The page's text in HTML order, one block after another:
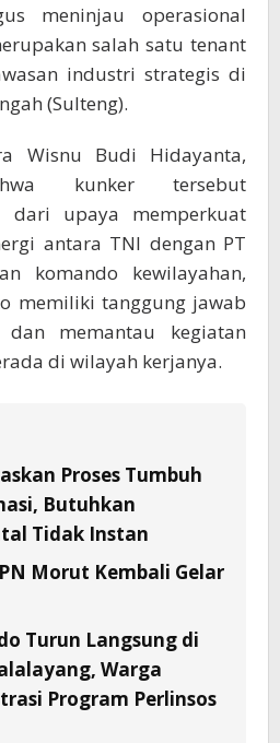
meninjau operasional
salah satu tenant
industri strategis di
(Sulteng).
Wisnu Budi Hidayanta,
kunker tersebut
dari upaya memperkuat
antara TNI dengan PT
komando kewilayahan,
memiliki tanggung jawab
memantau kegiatan
di wilayah kerjanya.
Proses Tumbuh
Butuhkan
Tidak Instan
Morut Kembali Gelar
Turun Langsung di
Warga
Program Perlinsos